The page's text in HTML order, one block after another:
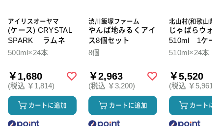
アイリスオーヤマ
(ケース) CRYSTAL
SPARK ラムネ
500ml×24本
￥1,680
(税込 ￥1,814)
カートに追加
渋川飯塚ファーム
やんば地みるくアイ
ス8個セット
8個
￥2,963
(税込 ￥3,200)
カートに追加
北山村(和歌山県)
じゃばらウォ
510ml 1ケー
本入
510ml×24本
￥5,520
(税込 ￥5,961)
カートに